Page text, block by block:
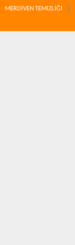
MERDİVEN TEMİZLİĞİ